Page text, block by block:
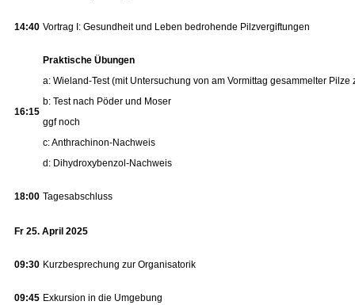
14:40 Vortrag I: Gesundheit und Leben bedrohende Pilzvergiftungen
16:15
Praktische Übungen
a: Wieland-Test (mit Untersuchung von am Vormittag gesammelter
b: Test nach Pöder und Moser
ggf noch
c: Anthrachinon-Nachweis
d: Dihydroxybenzol-Nachweis
18:00 Tagesabschluss
Fr 25. April 2025
09:30 Kurzbesprechung zur Organisatorik
09:45 Exkursion in die Umgebung